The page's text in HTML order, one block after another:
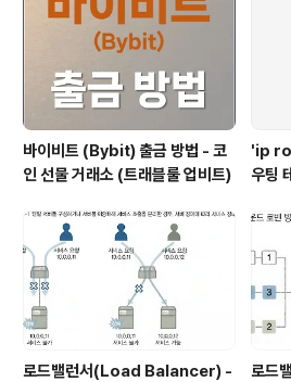
바이비트 (Bybit) 출금 방법 - 코
인 선물 거래소 (트래블룰 업비트)
'ip
우팅
로드밸런서(Load Balancer) - 로드